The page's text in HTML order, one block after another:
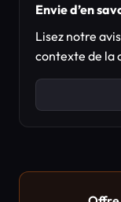
Envie d’en
Lisez notre
contexte de la